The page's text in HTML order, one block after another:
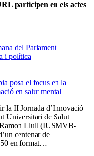
participen en els actes
del Parlament
i política
posa el focus en la
en salut mental
la II Jornada d’Innovació
Universitari de Salut
Llull (IUSMVB-
centenar de
en format…